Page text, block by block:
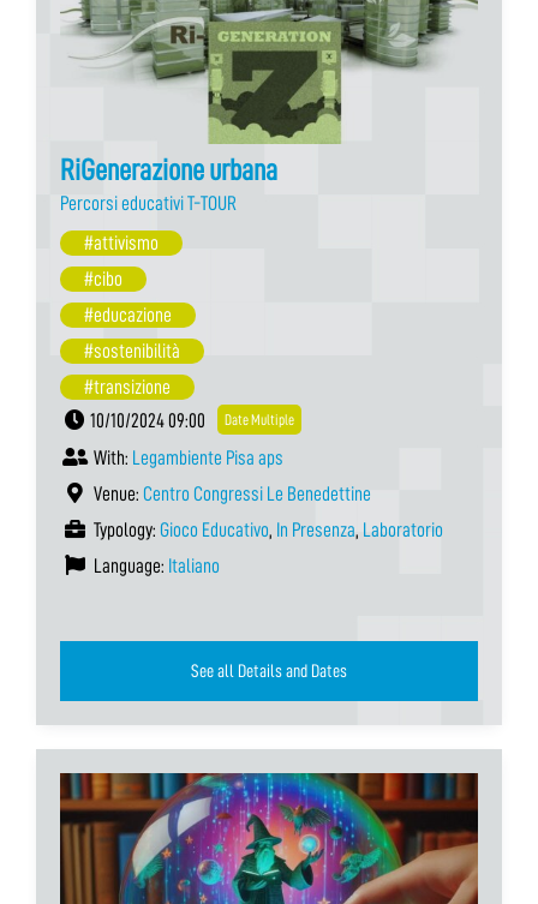
RiGenerazione urbana
Percorsi educativi T-TOUR
#attivismo
#cibo
#educazione
#sostenibilità
#transizione
10/10/2024 09:00
Date Multiple
With: Legambiente Pisa aps
Venue: Centro Congressi Le Benedettine
Typology: Gioco Educativo, In Presenza, Laboratorio
Language: Italiano
See all Details and Dates